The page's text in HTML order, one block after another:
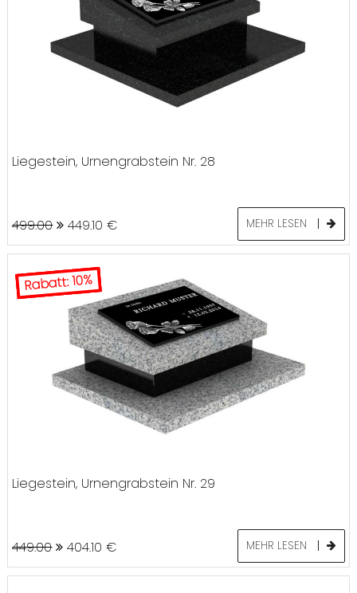
Liegestein, Urnengrabstein Nr. 28
499.00 449.10€ MEHR LESEN
Rabatt: 10%
Liegestein, Urnengrabstein Nr. 29
449.00 404.10€ MEHR LESEN